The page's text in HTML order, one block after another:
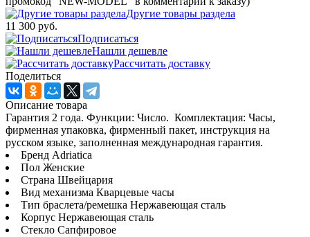
Другие товары раздела
11 300 руб.
Подписаться
Нашли дешевле
Рассчитать доставку
Поделиться
Описание товара
Гарантия 2 года. Функции: Число. Комплектация: Часы,
фирменная упаковка, фирменный пакет, инструкция на
русском языке, заполненная международная гарантия.
Бренд Adriatica
Пол Женские
Страна Швейцария
Вид механизма Кварцевые часы
Тип браслета/ремешка Нержавеющая сталь
Корпус Нержавеющая сталь
Стекло Сапфировое